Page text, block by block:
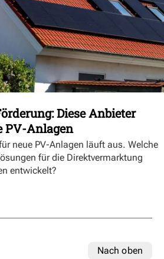
Diese Anbieter
PV-Anlagen
neue PV-Anlagen läuft aus. Welche
für die Direktvermarktung
entwickelt?
Nach oben